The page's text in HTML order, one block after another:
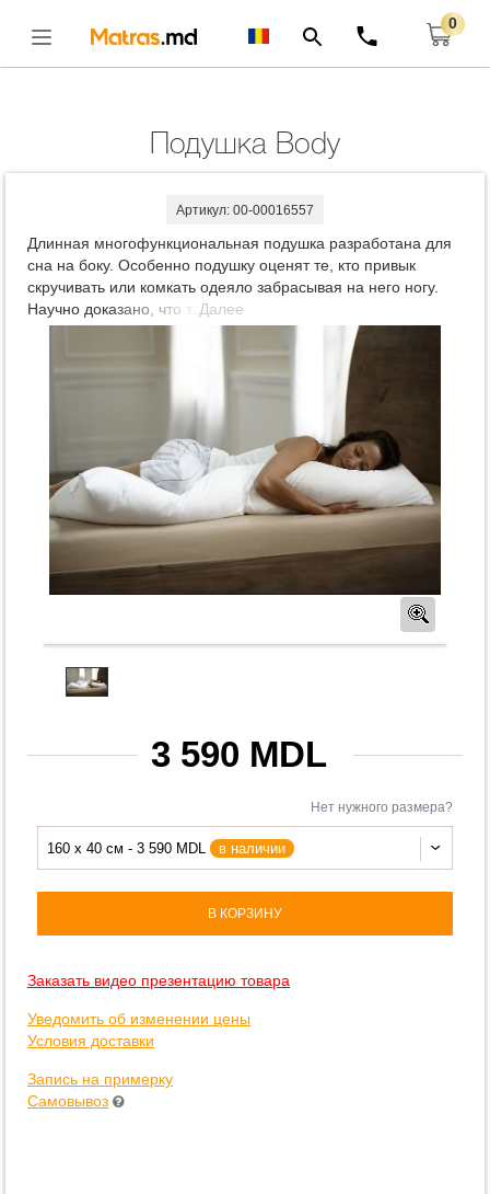
0
Подушка Body
Артикул: 00-00016557
Длинная многофункциональная подушка разработана для
сна на боку. Особенно подушку оценят те, кто привык
скручивать или комкать одеяло забрасывая на него ногу.
Научно доказано, что такое положение во время сна
эффективно разгружает позвоночник. Подушку можно
приспособить на кровать и использовать как уютную
единую подушку поперек кровати.
Далее
3 590 MDL
Нет нужного размера?
160 x 40 см - 3 590 MDL в наличии
В КОРЗИНУ
Заказать видео презентацию товара
Уведомить об изменении цены
Условия доставки
Запись на примерку
Самовывоз